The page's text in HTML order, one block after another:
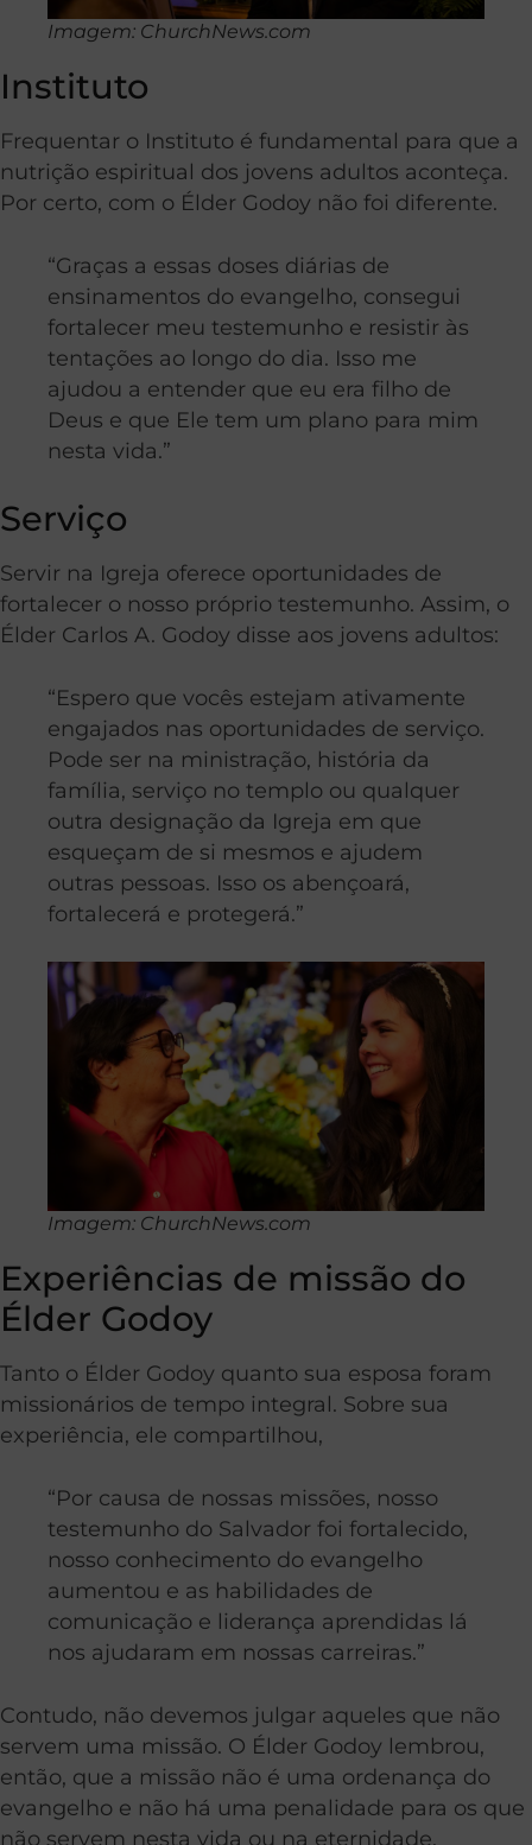
Imagem: ChurchNews.com
Instituto
Frequentar o Instituto é fundamental para que a
nutrição espiritual dos jovens adultos aconteça.
Por certo, com o Élder Godoy não foi diferente.
“Graças a essas doses diárias de
ensinamentos do evangelho, consegui
fortalecer meu testemunho e resistir às
tentações ao longo do dia. Isso me
ajudou a entender que eu era filho de
Deus e que Ele tem um plano para mim
nesta vida.”
Serviço
Servir na Igreja oferece oportunidades de
fortalecer o nosso próprio testemunho. Assim, o
Élder Carlos A. Godoy disse aos jovens adultos:
“Espero que vocês estejam ativamente
engajados nas oportunidades de serviço.
Pode ser na ministração, história da
família, serviço no templo ou qualquer
outra designação da Igreja em que
esqueçam de si mesmos e ajudem
outras pessoas. Isso os abençoará,
fortalecerá e protegerá.”
Imagem: ChurchNews.com
Experiências de missão do
Élder Godoy
Tanto o Élder Godoy quanto sua esposa foram
missionários de tempo integral. Sobre sua
experiência, ele compartilhou,
“Por causa de nossas missões, nosso
testemunho do Salvador foi fortalecido,
nosso conhecimento do evangelho
aumentou e as habilidades de
comunicação e liderança aprendidas lá
nos ajudaram em nossas carreiras.”
Contudo, não devemos julgar aqueles que não
servem uma missão. O Élder Godoy lembrou,
então, que a missão não é uma ordenança do
evangelho e não há uma penalidade para os que
não servem nesta vida ou na eternidade.